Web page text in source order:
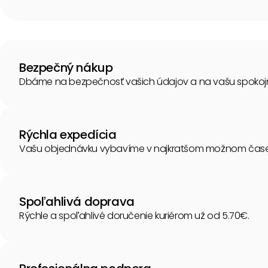
Bezpečný nákup
Dbáme na bezpečnosť vašich údajov a na vašu
Rýchla expedícia
Vašu objednávku vybavíme v najkratšom možnom
Spoľahlivá doprava
Rýchle a spoľahlivé doručenie kuriérom už od 5.70€.